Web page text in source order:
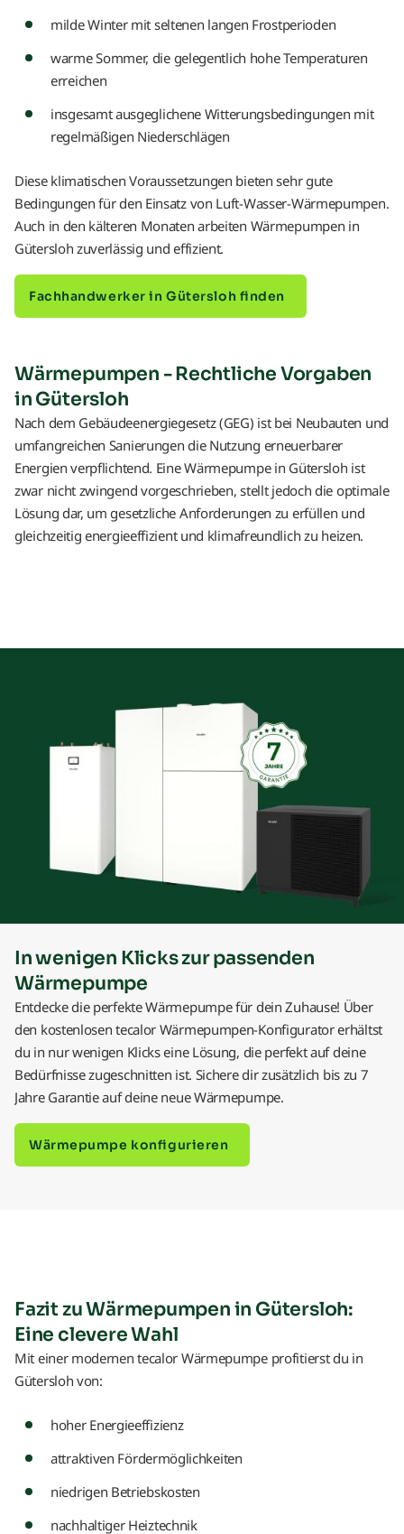
milde Winter mit seltenen langen Frostperioden
warme Sommer, die gelegentlich hohe Temperaturen
erreichen
insgesamt ausgeglichene Witterungsbedingungen mit
regelmäßigen Niederschlägen
Diese klimatischen Voraussetzungen bieten sehr gute
Bedingungen für den Einsatz von Luft-Wasser-Wärmepumpen.
Auch in den kälteren Monaten arbeiten Wärmepumpen in
Gütersloh zuverlässig und effizient.
Fachhandwerker in Gütersloh finden
Wärmepumpen - Rechtliche Vorgaben
in Gütersloh
Nach dem Gebäudeenergiegesetz (GEG) ist bei Neubauten und
umfangreichen Sanierungen die Nutzung erneuerbarer
Energien verpflichtend. Eine Wärmepumpe in Gütersloh ist
zwar nicht zwingend vorgeschrieben, stellt jedoch die optimale
Lösung dar, um gesetzliche Anforderungen zu erfüllen und
gleichzeitig energieeffizient und klimafreundlich zu heizen.
In wenigen Klicks zur passenden
Wärmepumpe
Entdecke die perfekte Wärmepumpe für dein Zuhause! Über
den kostenlosen tecalor Wärmepumpen-Konfigurator erhältst
du in nur wenigen Klicks eine Lösung, die perfekt auf deine
Bedürfnisse zugeschnitten ist. Sichere dir zusätzlich bis zu 7
Jahre Garantie auf deine neue Wärmepumpe.
Wärmepumpe konfigurieren
Fazit zu Wärmepumpen in Gütersloh:
Eine clevere Wahl
Mit einer modernen tecalor Wärmepumpe profitierst du in
Gütersloh von:
hoher Energieeffizienz
attraktiven Fördermöglichkeiten
niedrigen Betriebskosten
nachhaltiger Heiztechnik